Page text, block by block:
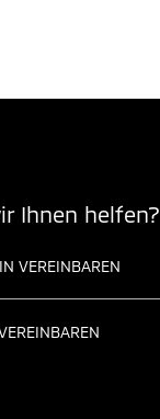
Ihnen helfen?
VEREINBAREN